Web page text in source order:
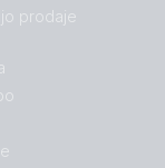
prodaje